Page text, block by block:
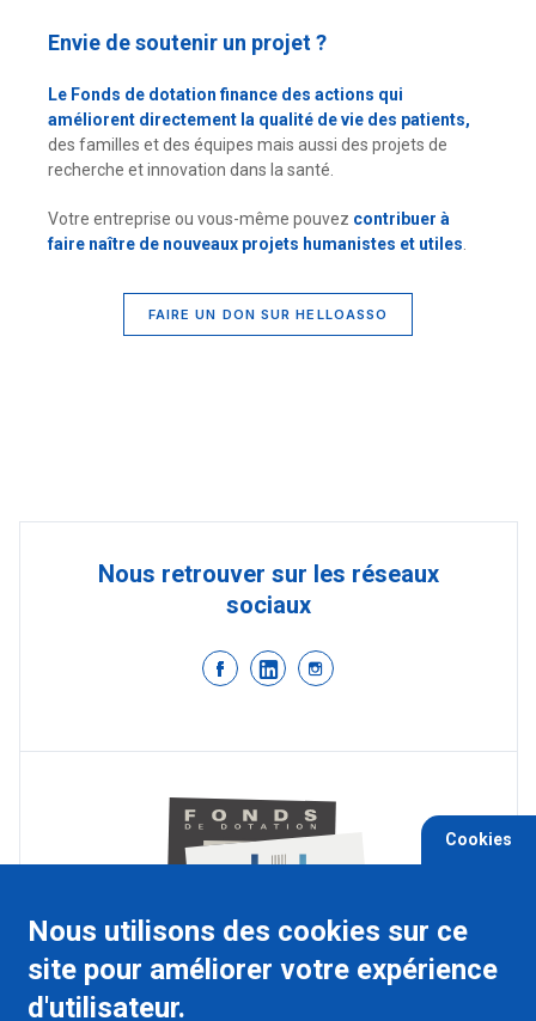
Envie de soutenir un projet ?
Le Fonds de dotation finance des actions qui
améliorent directement la qualité de vie des patients,
des familles et des équipes mais aussi des projets de
recherche et innovation dans la santé.
Votre entreprise ou vous-même pouvez contribuer à
faire naître de nouveaux projets humanistes et utiles.
FAIRE UN DON SUR HELLOASSO
Nous retrouver sur les réseaux
sociaux
Cookies
Nous utilisons des cookies sur ce
site pour améliorer votre expérience
d'utilisateur.